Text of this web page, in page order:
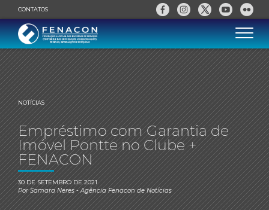
CONTATOS
NOTÍCIAS
Empréstimo com Garantia de
Imóvel Pontte no Clube +
FENACON
30 DE SETEMBRO DE 2021
PorSamara Neres- Agência Fenacon de Notícias